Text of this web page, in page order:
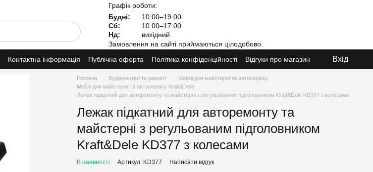
Графік роботи:
Будні:
10:00–19:00
Сб:
10:00–17:00
Нд:
вихідний
Замовлення на сайті приймаються цілодобово.
Контактна інформація Публічна оферта Політика конфіденційності Відгуки про магазин Вхід
Головна Будівництво та ремонт
Меблі для майстерні та автосервісу
Меблі для майстерні та автосервісу Kraft&Dele
Лежак підкатний для авторемонту та майстерні з регульованим підголовником Kraft&Dele KD377 з колесами
Лежак підкатний для авторемонту та
майстерні з регульованим підголовником
Kraft&Dele KD377 з колесами
В наявності Артикул: KD377 Написати відгук